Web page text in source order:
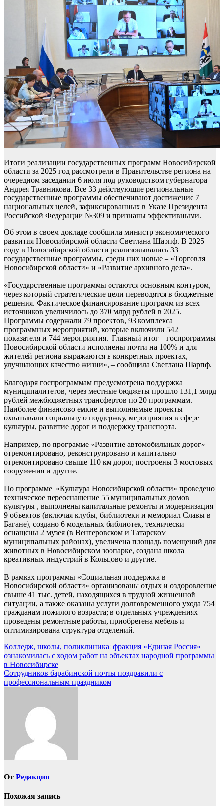
Итоги реализации государственных программ Новосибирской
области за 2025 год рассмотрели в Правительстве региона на
очередном заседании 6 июля под руководством губернатора
Андрея Травникова. Все 33 действующие региональные
государственные программы обеспечивают достижение 7
национальных целей, зафиксированных в Указе Президента
Российской Федерации №309 и признаны эффективными.
Об этом в своем докладе сообщила министр экономического
развития Новосибирской области Светлана Шарпф. В 2025
году в Новосибирской области реализовывались 33
государственные программы, среди них новые – «Торговля
Новосибирской области» и «Развитие архивного дела».
«Государственные программы остаются основным контуром,
через который стратегические цели переводятся в бюджетные
решения. Фактическое финансирование программ из всех
источников увеличилось до 370 млрд рублей в 2025.
Программы содержали 79 проектов, 93 комплекса
программных мероприятий, которые включили 542
показателя и 744 мероприятия. Главный итог – госпрограммы
Новосибирской области исполнены почти на 100% и для
жителей региона выражаются в конкретных проектах,
улучшающих качество жизни», – сообщила Светлана Шарпф.
Благодаря госпрограммам предусмотрена поддержка
муниципалитетов, через местные бюджеты прошло 131,1 млрд
рублей межбюджетных трансфертов по 20 программам.
Наиболее финансово емкие и выполняемые проекты
охватывали социальную поддержку, мероприятия в сфере
культуры, развитие дорог и поддержку транспорта.
Например, по программе «Развитие автомобильных дорог»
отремонтировано, реконструировано и капитально
отремонтировано свыше 110 км дорог, построены 3 мостовых
сооружения и другие.
По программе «Культура Новосибирской области» проведено
техническое переоснащение 55 муниципальных домов
культуры , выполнены капитальные ремонты и модернизация
9 объектов (включая клубы, библиотеки и мемориал Славы в
Багане), создано 6 модельных библиотек, технически
оснащены 2 музея (в Венгеровском и Татарском
муниципальных районах), увеличена площадь помещений для
животных в Новосибирском зоопарке, создана школа
креативных индустрий в Кольцово и другие.
В рамках программы «Социальная поддержка в
Новосибирской области» организованы отдых и оздоровление
свыше 41 тыс. детей, находящихся в трудной жизненной
ситуации, а также оказаны услуги долговременного ухода 754
гражданам пожилого возраста; в отдельных учреждениях
проведены ремонтные работы, приобретена мебель и
оптимизирована структура отделений.
Навигация
по
записям
Колледж, школы, поликлиника: фракция «Единая Россия»
ознакомилась с ходом работ на объектах народной программы
в Новосибирске
Сотрудников барабинской почты поздравили с
профессиональным праздником
От Редакция
Похожая запись